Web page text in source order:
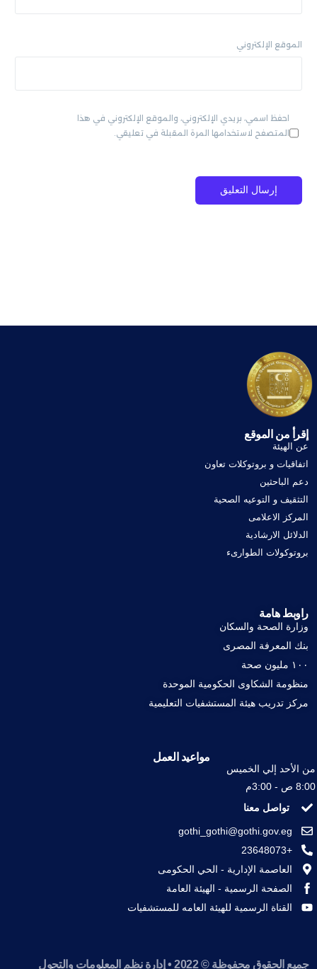
الموقع الإلكتروني
احفظ اسمي، بريدي الإلكتروني، والموقع الإلكتروني في هذا
المتصفح لاستخدامها المرة المقبلة في تعليقي.
إقرأ من الموقع
عن الهيئة
اتفاقيات و بروتوكلات تعاون
دعم الباحثين
التثقيف و التوعيه الصحية
المركز الاعلامى
الدلائل الارشادية
بروتوكولات الطوارىء
راوبط هامة
وزارة الصحة والسكان
بنك المعرفة المصرى
١٠٠ مليون صحة
منظومة الشكاوى الحكومية الموحدة
مركز تدريب هيئة المستشفيات التعليمية
مواعيد العمل
من الأحد إلي الخميس
8:00 ص - 3:00م
تواصل معنا
gothi_gothi@gothi.gov.eg
+23648073
العاصمة الإدارية - الحي الحكومى
الصفحة الرسمية - الهيئة العامة
القناة الرسمية للهيئة العامه للمستشفيات
جميع الحقوق محفوظة © 2022 • إدارة نظم المعلومات والتحول